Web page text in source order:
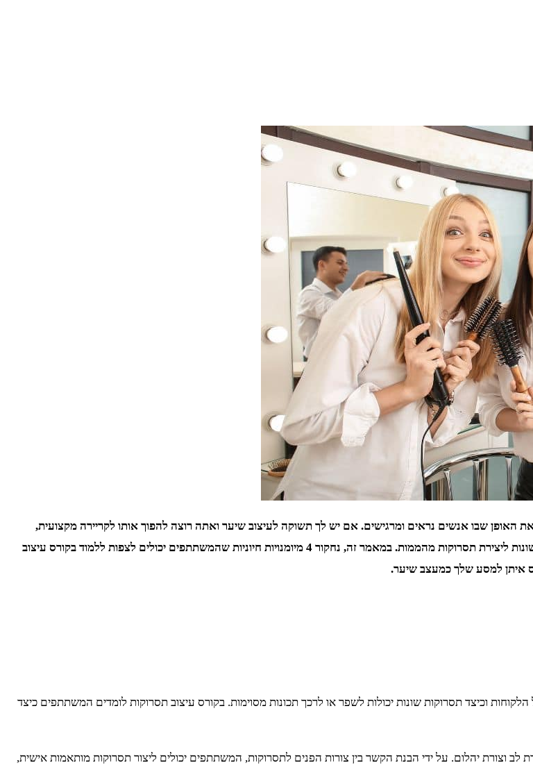
שבו אנשים נראים ומרגישים. אם יש לך תשוקה לעיצוב שיער ואתה רוצה להפוך אותו לקריירה מקצועית,
הרשמה לקורס מקצועי היא חיונית. קורסים אלו מציעים הכשרה מקיפה ומלמדים טכניקות שונות ליצירת תסרוקות מהממות. במאמר זה, נחקור 4 מיומנויות חיוניות שהמשתתפים יכולים לצפות ללמוד בקורס עיצוב
איתן למסע שלך כמעצב שיער.
וכיצד תסרוקות שונות יכולות לשפר או לרכך תכונות מסוימות. בקורס עיצוב תסרוקות לומדים המשתתפים כיצד
לב וצורת יהלום. על ידי הבנת הקשר בין צורות הפנים לתסרוקות, המשתתפים יכולים ליצור תסרוקות מותאמות אישית,